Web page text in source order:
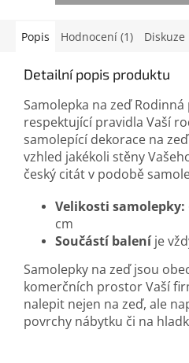
Popis Hodnocení (1) Diskuze
Detailní popis produktu
Samolepka na zeď
respektující pravidla Vaší
samolepící dekorace na
vzhled jakékoli stěny
český citát v podobě
Velikosti samolepky:
cm
Součástí baleníje
Samolepky na zeď jsou
komerčních prostor Vaší
nalepit nejen na zeď, ale
povrchy nábytku či na